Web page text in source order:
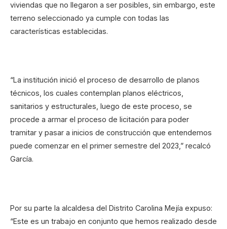
viviendas que no llegaron a ser posibles, sin embargo, este
terreno seleccionado ya cumple con todas las
características establecidas.
“La institución inició el proceso de desarrollo de planos
técnicos, los cuales contemplan planos eléctricos,
sanitarios y estructurales, luego de este proceso, se
procede a armar el proceso de licitación para poder
tramitar y pasar a inicios de construcción que entendemos
puede comenzar en el primer semestre del 2023,” recalcó
García.
Por su parte la alcaldesa del Distrito Carolina Mejía expuso:
“Este es un trabajo en conjunto que hemos realizado desde